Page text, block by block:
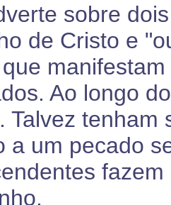
sobre
de Cristo e
Ao longo
Talvez
a um pecado